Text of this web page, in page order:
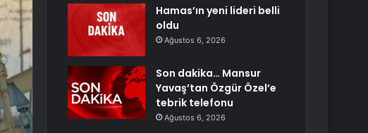
Hamas’ın yeni lideri belli
oldu
Ağustos 6, 2026
Son dakika… Mansur
Yavaş’tan Özgür Özel’e
tebrik telefonu
Ağustos 6, 2026